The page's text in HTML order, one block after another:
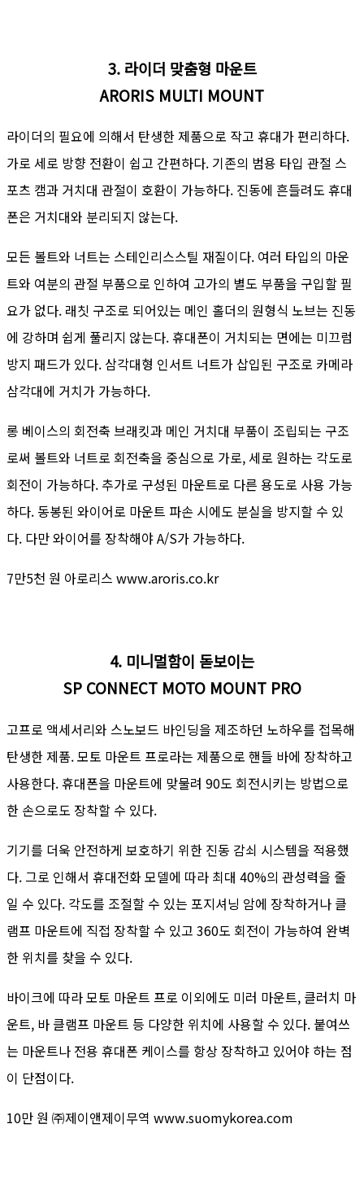
3. 라이더 맞춤형 마운트
ARORIS MULTI MOUNT
라이더의 필요에 의해서 탄생한 제품으로 작고 휴대가 편리하다.
가로 세로 방향 전환이 쉽고 간편하다. 기존의 범용 타입 관절 스
포츠 캠과 거치대 관절이 호환이 가능하다. 진동에 흔들려도 휴대
폰은 거치대와 분리되지 않는다.
모든 볼트와 너트는 스테인리스스틸 재질이다. 여러 타입의 마운
트와 여분의 관절 부품으로 인하여 고가의 별도 부품을 구입할 필
요가 없다. 래칫 구조로 되어있는 메인 홀더의 원형식 노브는 진동
에 강하며 쉽게 풀리지 않는다. 휴대폰이 거치되는 면에는 미끄럼
방지 패드가 있다. 삼각대형 인서트 너트가 삽입된 구조로 카메라
삼각대에 거치가 가능하다.
롱 베이스의 회전축 브래킷과 메인 거치대 부품이 조립되는 구조
로써 볼트와 너트로 회전축을 중심으로 가로, 세로 원하는 각도로
회전이 가능하다. 추가로 구성된 마운트로 다른 용도로 사용 가능
하다. 동봉된 와이어로 마운트 파손 시에도 분실을 방지할 수 있
다. 다만 와이어를 장착해야 A/S가 가능하다.
7만5천 원 아로리스 www.aroris.co.kr
4. 미니멀함이 돋보이는
SP CONNECT MOTO MOUNT PRO
고프로 액세서리와 스노보드 바인딩을 제조하던 노하우를 접목해
탄생한 제품. 모토 마운트 프로라는 제품으로 핸들 바에 장착하고
사용한다. 휴대폰을 마운트에 맞물려 90도 회전시키는 방법으로
한 손으로도 장착할 수 있다.
기기를 더욱 안전하게 보호하기 위한 진동 감쇠 시스템을 적용했
다. 그로 인해서 휴대전화 모델에 따라 최대 40%의 관성력을 줄
일 수 있다. 각도를 조절할 수 있는 포지셔닝 암에 장착하거나 클
램프 마운트에 직접 장착할 수 있고 360도 회전이 가능하여 완벽
한 위치를 찾을 수 있다.
바이크에 따라 모토 마운트 프로 이외에도 미러 마운트, 클러치 마
운트, 바 클램프 마운트 등 다양한 위치에 사용할 수 있다. 붙여쓰
는 마운트나 전용 휴대폰 케이스를 항상 장착하고 있어야 하는 점
이 단점이다.
10만 원 ㈜제이앤제이무역 www.suomykorea.com